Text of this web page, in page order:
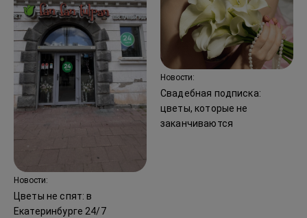
Новости:
Цветы не спят: в
Екатеринбурге 24/7
Новости:
Свадебная подписка:
цветы, которые не
заканчиваются